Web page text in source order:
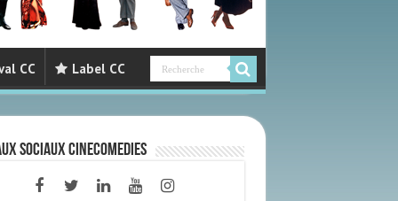
CC Label CC
sociaux CineComedies